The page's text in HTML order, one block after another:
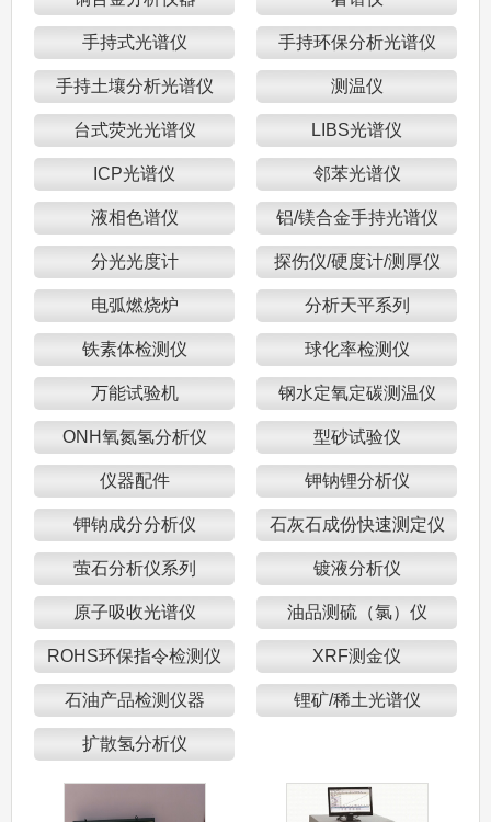
手持式光谱仪 手持环保分析光谱仪
手持土壤分析光谱仪 测温仪
台式荧光光谱仪 LIBS光谱仪
ICP光谱仪 邻苯光谱仪
液相色谱仪 铝/镁合金手持光谱仪
分光光度计 探伤仪/硬度计/测厚仪
电弧燃烧炉 分析天平系列
铁素体检测仪 球化率检测仪
万能试验机 钢水定氧定碳测温仪
ONH氧氮氢分析仪 型砂试验仪
仪器配件 钾钠锂分析仪
钾钠成分分析仪 石灰石成份快速测定仪
萤石分析仪系列 镀液分析仪
原子吸收光谱仪 油品测硫（氯）仪
ROHS环保指令检测仪 XRF测金仪
石油产品检测仪器 锂矿/稀土光谱仪
扩散氢分析仪